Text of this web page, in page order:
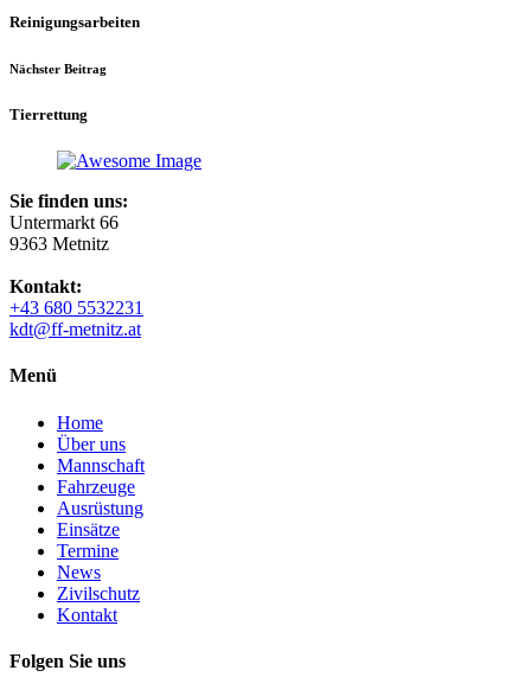
Reinigungsarbeiten
Nächster Beitrag
Tierrettung
Sie finden uns:
Untermarkt 66
9363 Metnitz
Kontakt:
+43 680 5532231
kdt@ff-metnitz.at
Menü
Home
Über uns
Mannschaft
Fahrzeuge
Ausrüstung
Einsätze
Termine
News
Zivilschutz
Kontakt
Folgen Sie uns